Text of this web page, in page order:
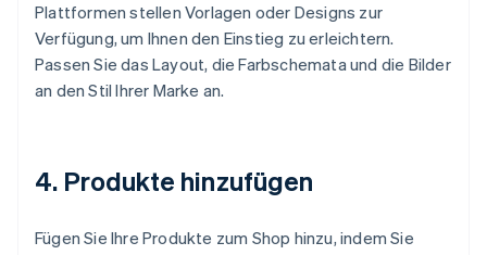
Plattformen stellen Vorlagen oder Designs zur
Verfügung, um Ihnen den Einstieg zu erleichtern.
Passen Sie das Layout, die Farbschemata und die Bilder
an den Stil Ihrer Marke an.
4. Produkte hinzufügen
Fügen Sie Ihre Produkte zum Shop hinzu, indem Sie